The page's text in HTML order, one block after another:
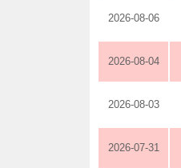
2026-08-06
2026-08-04
2026-08-03
2026-07-31